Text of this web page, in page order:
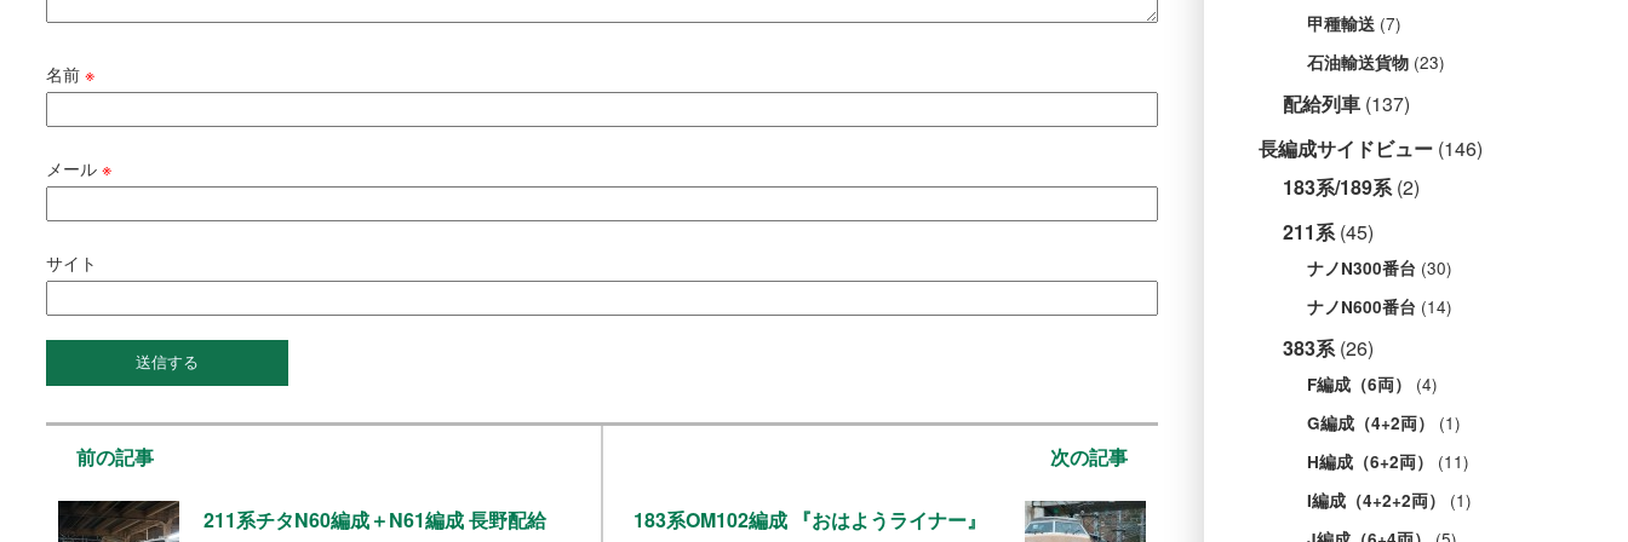
名前※
メール※
サイト
前の記事
211系チタN60編成＋N61編成 長野配給
次の記事
183系OM102編成 『おはようライナー』
甲種輸送 (7)
石油輸送貨物 (23)
配給列車 (137)
長編成サイドビュー (146)
183系/189系(2)
211系(45)
ナノN300番台 (30)
ナノN600番台 (14)
383系(26)
F編成（6両） (4)
G編成（4+2両） (1)
H編成（6+2両） (11)
I編成（4+2+2両） (1)